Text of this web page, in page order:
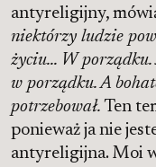
antyreligijny,
niektórzy ludzie
życiu… W porządku.
w porządku. A
potrzebował. Ten
ponieważ ja nie
antyreligijna. Moi